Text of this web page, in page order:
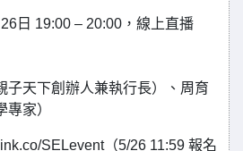
日 19:00 – 20:00，線上直播
子天下創辦人兼執行長）、周育
家）
SELevent（5/26 11:59 報名